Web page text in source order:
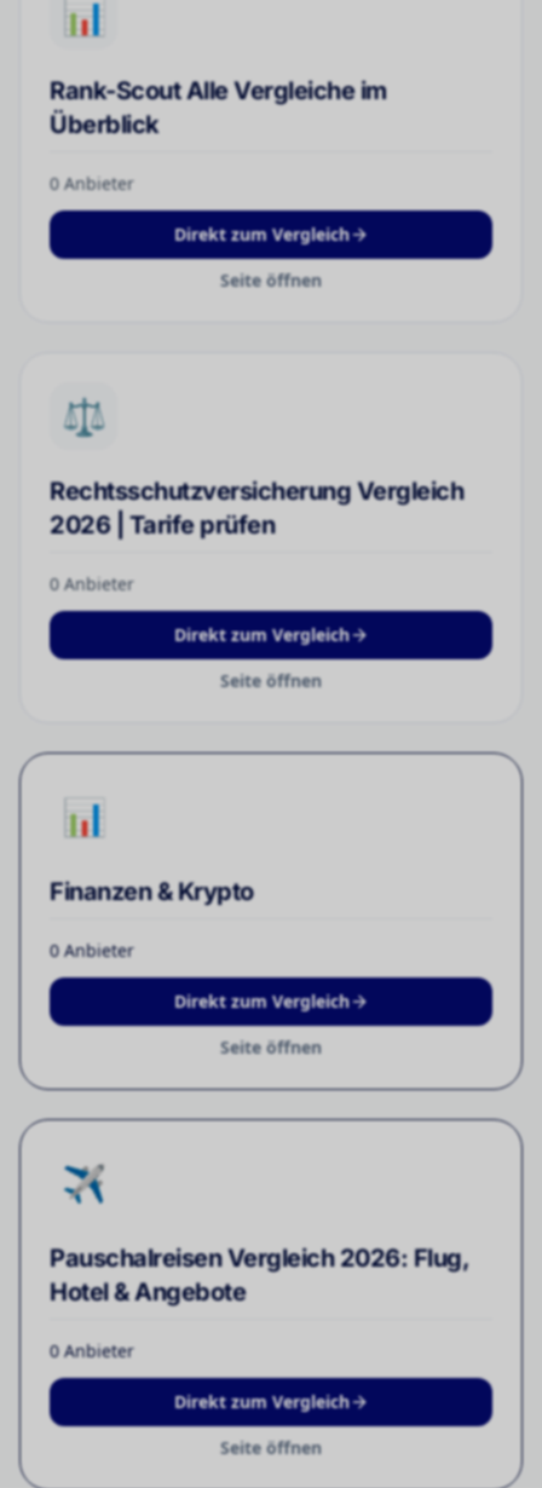
📊
Rank-Scout Alle Vergleiche im
Überblick
0 Anbieter
Direkt zum Vergleich
Seite öffnen
⚖️
Rechtsschutzversicherung Vergleich
2026 | Tarife prüfen
0 Anbieter
Direkt zum Vergleich
Seite öffnen
📊
Finanzen & Krypto
0Anbieter
Direkt zum Vergleich
Seite öffnen
✈️
Pauschalreisen Vergleich 2026: Flug,
Hotel & Angebote
0Anbieter
Direkt zum Vergleich
Seite öffnen